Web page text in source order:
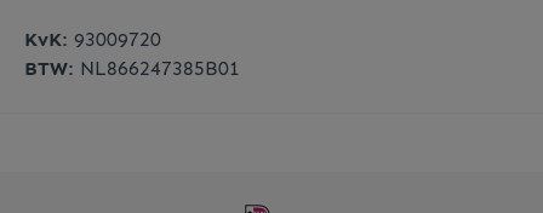
KvK: 93009720
BTW: NL866247385B01